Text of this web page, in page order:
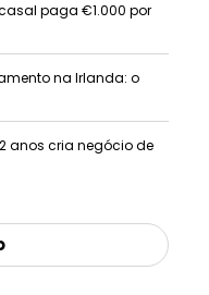
paga €1.000 por
na Irlanda: o
anos cria negócio de